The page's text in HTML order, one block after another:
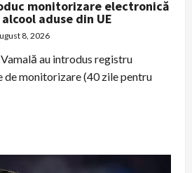
monitorizare electronică
aduse din UE
8, 2026
au introdus registru
de monitorizare (40 zile pentru